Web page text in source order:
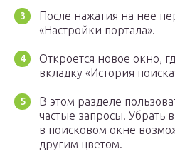
После нажатия на нее
«Настройки портала».
Откроется новое окно,
вкладку «История
В этом разделе
частые запросы. Убрать
в поисковом окне
другим цветом.